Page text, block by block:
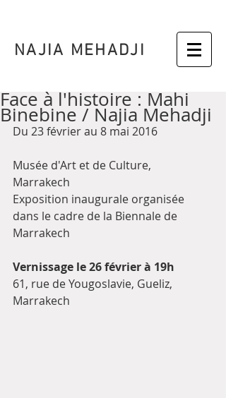
NAJIA MEHADJI
Face à l'histoire : Mahi
Binebine / Najia Mehadji
Du 23 février au 8 mai 2016
Musée d'Art et de Culture,
Marrakech
Exposition inaugurale organisée
dans le cadre de la Biennale de
Marrakech
Vernissage le 26 février à 19h
61, rue de Yougoslavie, Gueliz,
Marrakech